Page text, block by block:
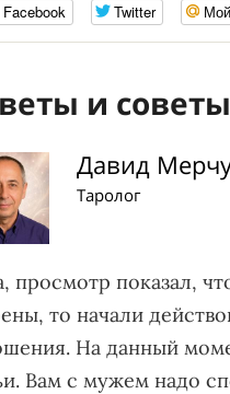
Facebook
Twitter
и
Давид
Таролог
просмотр показал,
то начали
На данный
Вам с мужем надо